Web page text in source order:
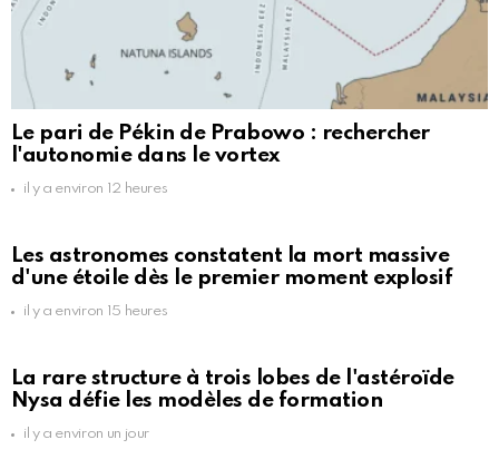
Le pari de Pékin de Prabowo : rechercher
l'autonomie dans le vortex
il y a environ 12 heures
Les astronomes constatent la mort massive
d'une étoile dès le premier moment explosif
il y a environ 15 heures
La rare structure à trois lobes de l'astéroïde
Nysa défie les modèles de formation
il y a environ un jour